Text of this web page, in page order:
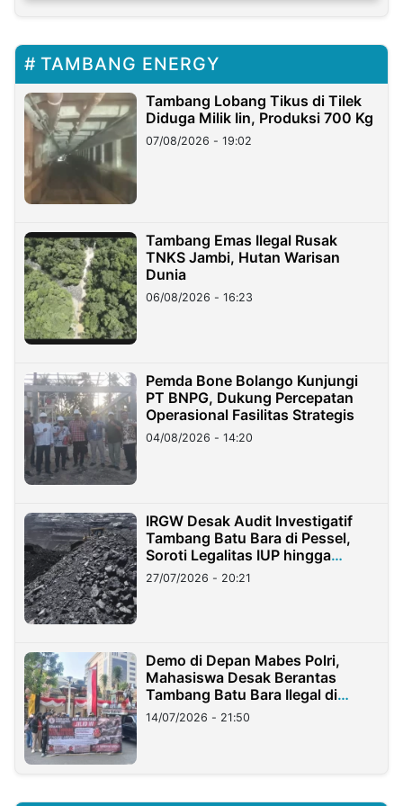
TAMBANG ENERGY
Tambang Lobang Tikus di Tilek
Diduga Milik Iin, Produksi 700 Kg
07/08/2026 - 19:02
Tambang Emas Ilegal Rusak
TNKS Jambi, Hutan Warisan
Dunia
06/08/2026 - 16:23
Pemda Bone Bolango Kunjungi
PT BNPG, Dukung Percepatan
Operasional Fasilitas Strategis
04/08/2026 - 14:20
IRGW Desak Audit Investigatif
Tambang Batu Bara di Pessel,
Soroti Legalitas IUP hingga
Stockpile
27/07/2026 - 20:21
Demo di Depan Mabes Polri,
Mahasiswa Desak Berantas
Tambang Batu Bara Ilegal di
Lampung
14/07/2026 - 21:50